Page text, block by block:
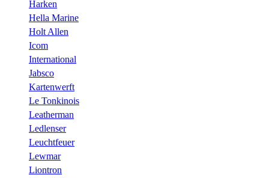
Harken
Hella Marine
Holt Allen
Icom
International
Jabsco
Kartenwerft
Le Tonkinois
Leatherman
Ledlenser
Leuchtfeuer
Lewmar
Liontron